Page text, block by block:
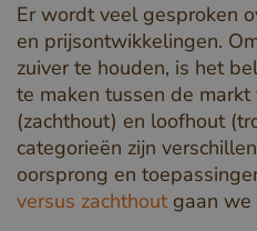
Er wordt veel gesproken
en prijsontwikkelingen.
zuiver te houden, is het
te maken tussen de
(zachthout) en loofhout
categorieën zijn
oorsprong en
versus zachthoutgaan we